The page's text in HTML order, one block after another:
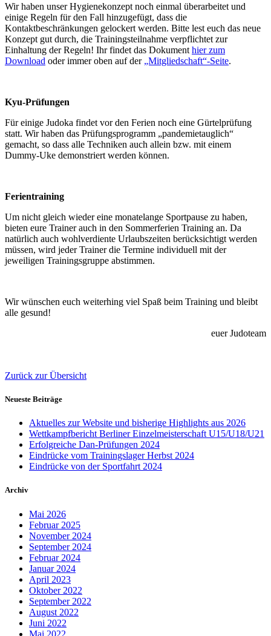
Wir haben unser Hygienekonzept noch einmal überarbeitet und
einige Regeln für den Fall hinzugefügt, dass die
Kontaktbeschränkungen gelockert werden. Bitte lest euch das neue
Konzept gut durch, die Trainingsteilnahme verpflichtet zur
Einhaltung der Regeln! Ihr findet das Dokument hier zum
Download oder immer oben auf der „Mitgliedschaft“-Seite.
Kyu-Prüfungen
Für einige Judoka findet vor den Ferien noch eine Gürtelprüfung
statt. Wir haben das Prüfungsprogramm „pandemietauglich“
gemacht, so dass alle Techniken auch allein bzw. mit einem
Dummy-Uke demonstriert werden können.
Ferientraining
Um nicht gleich wieder eine monatelange Sportpause zu haben,
bieten eure Trainer auch in den Sommerferien Training an. Da
natürlich auch wohlverdiente Urlaubszeiten berücksichtigt werden
müssen, wird jeder Trainer die Termine individuell mit der
jeweiligen Trainingsgruppe abstimmen.
Wir wünschen euch weiterhing viel Spaß beim Training und bleibt
alle gesund!
euer Judoteam
Zurück zur Übersicht
Neueste Beiträge
Aktuelles zur Website und bisherige Highlights aus 2026
Wettkampfbericht Berliner Einzelmeisterschaft U15/U18/U21
Erfolgreiche Dan-Prüfungen 2024
Eindrücke vom Trainingslager Herbst 2024
Eindrücke von der Sportfahrt 2024
Archiv
Mai 2026
Februar 2025
November 2024
September 2024
Februar 2024
Januar 2024
April 2023
Oktober 2022
September 2022
August 2022
Juni 2022
Mai 2022